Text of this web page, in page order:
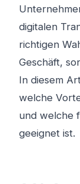
digitalen
richtigen
Geschäft,
In diesem
welche
und welche
geeignet ist.